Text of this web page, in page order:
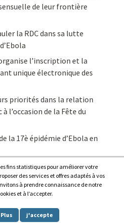
de leur frontière
la RDC dans sa lutte
l’inscription et la
unique électronique des
priorités dans la relation
l’occasion de la Fête du
la 17è épidémie d’Ebola en
du continent en continu
.| Theme: Awaken by
fins statistiques pour améliorer votre
des services et offres adaptés à vos
à prendre connaissance de notre
et à l’accepter.
j'accepte